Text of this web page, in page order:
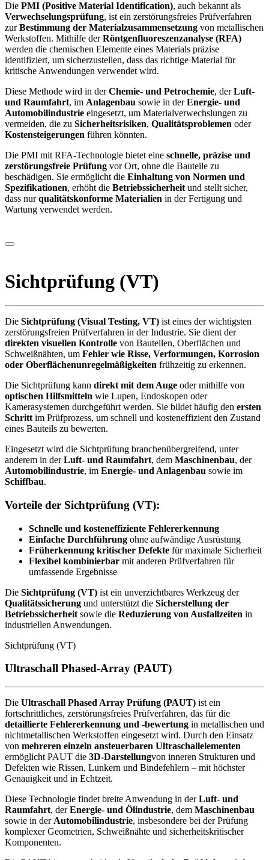
Die PMI (Positive Material Identification), auch bekannt als
Verwechselungsprüfung, ist ein zerstörungsfreies Prüfverfahren
zurBestimmung der Materialzusammensetzung von metallischen
Werkstoffen. Mithilfe derRöntgenfluoreszenzanalyse (RFA)
werden die chemischen Elemente eines Materials präzise
identifiziert, um sicherzustellen, dass das richtige Material für
kritische Anwendungen verwendet wird.
Diese Methode wird in derChemie- und Petrochemie, derLuft-
und Raumfahrt, im Anlagenbau sowie in derEnergie- und
Automobilindustrie eingesetzt, um Materialverwechslungen zu
vermeiden, die zu Sicherheitsrisiken, Qualitätsproblemen oder
Kostensteigerungen führen könnten.
Die PMI mit RFA-Technologie bietet eine schnelle, präzise und
zerstörungsfreie Prüfung vor Ort, ohne die Bauteile zu
beschädigen. Sie ermöglicht die Einhaltung von Normen und
Spezifikationen, erhöht die Betriebssicherheit und stellt sicher,
dass nurqualitätskonforme Materialien in der Fertigung und
Wartung verwendet werden.
Sichtprüfung (VT)
Die Sichtprüfung (Visual Testing, VT) ist eines der wichtigsten
zerstörungsfreien Prüfverfahren in der Industrie. Sie dient der
direkten visuellen Kontrolle von Bauteilen, Oberflächen und
Schweißnähten, um Fehler wie Risse, Verformungen, Korrosion
oder Oberflächenunregelmäßigkeiten frühzeitig zu erkennen.
Die Sichtprüfung kann direkt mit dem Auge oder mithilfe von
optischen Hilfsmitteln wie Lupen, Endoskopen oder
Kamerasystemen durchgeführt werden. Sie bildet häufig den ersten
Schritt im Prüfprozess, um schnell und kosteneffizient den Zustand
eines Bauteils zu bewerten.
Eingesetzt wird die Sichtprüfung branchenübergreifend, unter
anderem in derLuft- und Raumfahrt, dem Maschinenbau, der
Automobilindustrie, im Energie- und Anlagenbau sowie im
Schiffbau.
Vorteile der Sichtprüfung (VT):
Schnelle und kosteneffiziente Fehlererkennung
Einfache Durchführung ohne aufwändige Ausrüstung
Früherkennung kritischer Defekte für maximale Sicherheit
Flexibel kombinierbar mit anderen Prüfverfahren für
umfassende Ergebnisse
Die Sichtprüfung (VT) ist ein unverzichtbares Werkzeug der
Qualitätssicherung und unterstützt die Sicherstellung der
Betriebssicherheit sowie die Reduzierung von Ausfallzeiten in
industriellen Anwendungen.
Sichtprüfung (VT)
Ultraschall Phased-Array (PAUT)
Die Ultraschall Phased Array Prüfung (PAUT) ist ein
fortschrittliches, zerstörungsfreies Prüfverfahren, das für die
detaillierte Fehlererkennung und -bewertung in metallischen und
nichtmetallischen Werkstoffen eingesetzt wird. Durch den Einsatz
von mehreren einzeln ansteuerbaren Ultraschallelementen
ermöglicht PAUT die 3D-Darstellungvon inneren Strukturen und
Defekten wie Rissen, Lunkern und Bindefehlern – mit höchster
Genauigkeit und in Echtzeit.
Diese Technologie findet breite Anwendung in derLuft- und
Raumfahrt, derEnergie- und Ölindustrie, dem Maschinenbau
sowie in der Automobilindustrie, insbesondere bei der Prüfung
komplexer Geometrien, Schweißnähte und sicherheitskritischer
Komponenten.